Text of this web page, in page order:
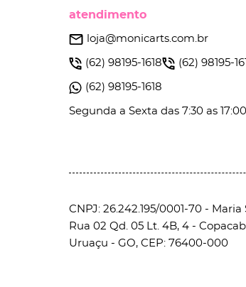
atendimento
(62) 98195-1618 (62) 98195-
(62) 98195-1618
Segunda a Sexta das 7:30 as 17:00
loja@monicarts.com.br
CNPJ: 26.242.195/0001-70 -
Rua 02 Qd. 05 Lt. 4B, 4 -
Uruaçu - GO, CEP: 76400-000